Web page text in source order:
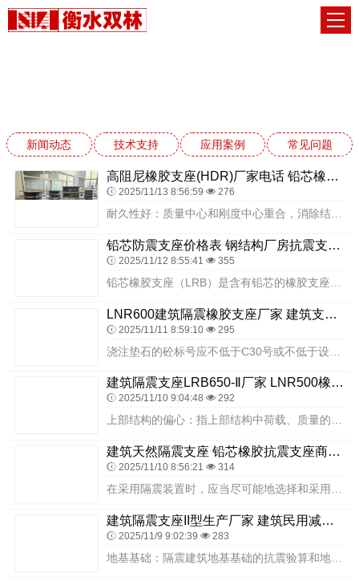
新闻动态 技术支持 应用案例 常见问题
高阻尼橡胶支座(HDR)厂家电话 铅芯橡胶防震支座工厂源头工厂 建筑隔震支座单价
2025/11/13 8:56:59 276
铅芯防震支座价格表 钢结构厂房抗震支座厂家 高阻尼隔振橡胶隔震支座厂家
2025/11/12 8:55:41 355
LNR600建筑隔震橡胶支座厂家 建筑支座生产厂家 LRB400铅芯支座什么价格
2025/11/11 8:59:10 295
建筑隔震支座LRB650-Ⅱ厂家 LNR500橡胶隔震支座源头工厂 房建橡胶抗震支座厂家
2025/11/10 9:04:48 292
上部结构的偏心：指上部结构中荷载、质量的分布本身存在偏心，即质量的拐把模型，每一层的质心并不重合，从而导致结构扭转反应。但是由于隔震层的存在，这种偏心效应影响不...
建筑天然隔震支座 铅芯橡胶抗震支座商家厂家 楼房抗震支座什么价格
2025/11/10 8:56:21 314
建筑隔震支座II型生产厂家 建筑民用减震支座生产厂家 LNR(H)D370*127隔震支座
2025/11/9 9:02:39 283